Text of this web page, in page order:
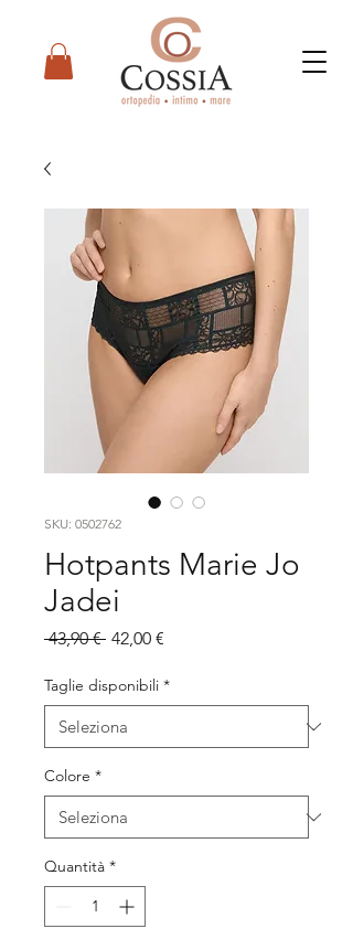
SKU: 0502762
Hotpants Marie Jo
Jadei
43,90 € Prezzo
42,00 €
Taglie disponibili *
Colore *
Quantità *